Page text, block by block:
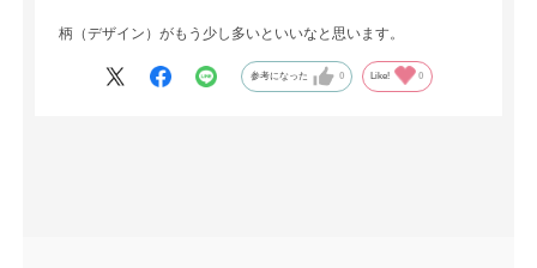
柄（デザイン）がもう少し多いといいなと思います。
参考になった 0 Like! 0